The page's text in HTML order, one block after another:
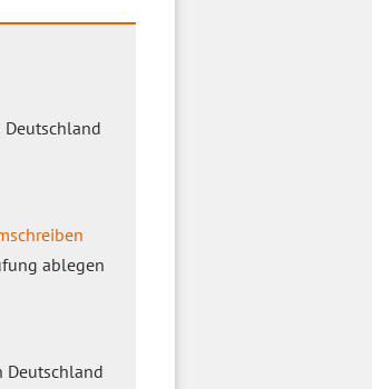
Deutschland
ablegen
Deutschland